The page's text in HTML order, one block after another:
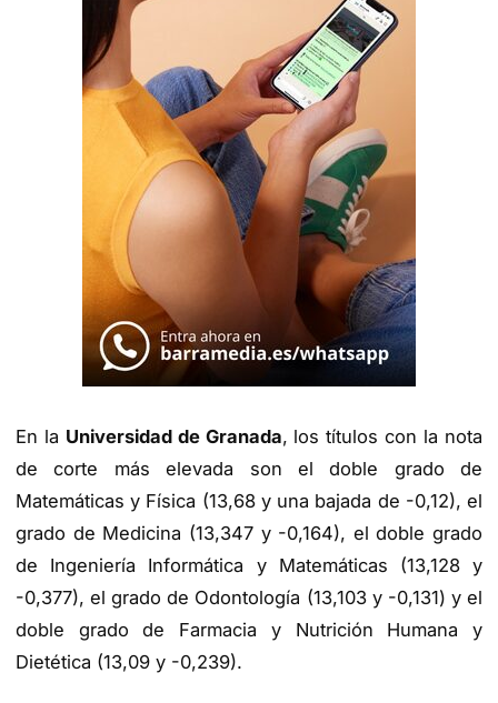
En la Universidad de Granada, los títulos con la nota
de corte más elevada son el doble grado de
Matemáticas y Física (13,68 y una bajada de -0,12), el
grado de Medicina (13,347 y -0,164), el doble grado
de Ingeniería Informática y Matemáticas (13,128 y
-0,377), el grado de Odontología (13,103 y -0,131) y el
doble grado de Farmacia y Nutrición Humana y
Dietética (13,09 y -0,239).